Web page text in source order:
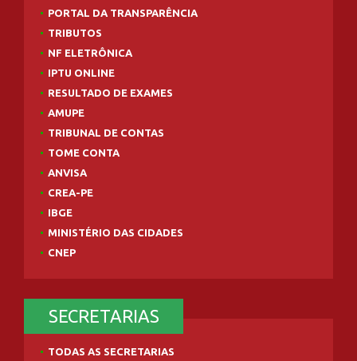
PORTAL DA TRANSPARÊNCIA
TRIBUTOS
NF ELETRÔNICA
IPTU ONLINE
RESULTADO DE EXAMES
AMUPE
TRIBUNAL DE CONTAS
TOME CONTA
ANVISA
CREA-PE
IBGE
MINISTÉRIO DAS CIDADES
CNEP
SECRETARIAS
TODAS AS SECRETARIAS